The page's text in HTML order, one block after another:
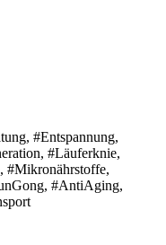
#Entspannung,
#Läuferknie,
#Mikronährstoffe,
#AntiAging,